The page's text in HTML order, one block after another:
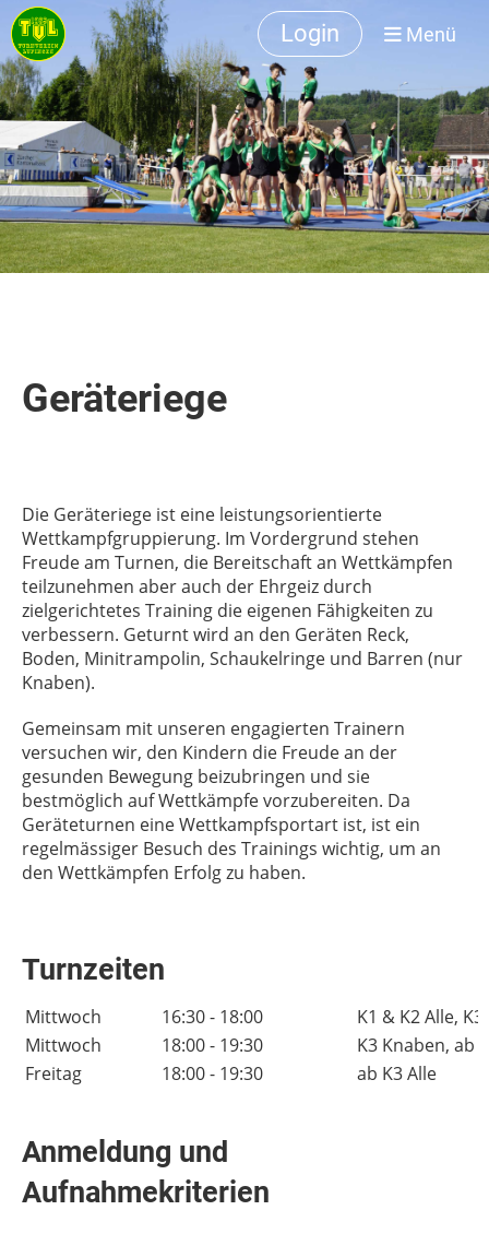
Login Menü
Geräteriege
Die Geräteriege ist eine leistungsorientierte
Wettkampfgruppierung. Im Vordergrund stehen
Freude am Turnen, die Bereitschaft an Wettkämpfen
teilzunehmen aber auch der Ehrgeiz durch
zielgerichtetes Training die eigenen Fähigkeiten zu
verbessern. Geturnt wird an den Geräten Reck,
Boden, Minitrampolin, Schaukelringe und Barren (nur
Knaben).
Gemeinsam mit unseren engagierten Trainern
versuchen wir, den Kindern die Freude an der
gesunden Bewegung beizubringen und sie
bestmöglich auf Wettkämpfe vorzubereiten. Da
Geräteturnen eine Wettkampfsportart ist, ist ein
regelmässiger Besuch des Trainings wichtig, um an
den Wettkämpfen Erfolg zu haben.
Turnzeiten
Mittwoch 16:30 - 18:00
K1 & K2 Alle,
Mittwoch
18:00 - 19:30
K3 Knaben, ab
Freitag
18:00 - 19:30 ab K3 Alle
Anmeldung und
Aufnahmekriterien